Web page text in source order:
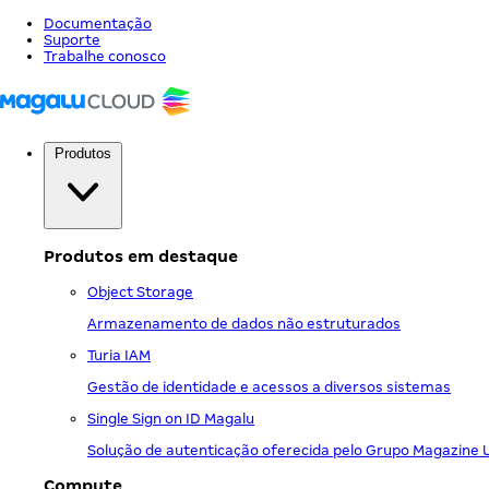
Documentação
Suporte
Trabalhe conosco
Produtos em destaque
Object Storage
Armazenamento de dados não estruturados
Turia IAM
Gestão de identidade e acessos a diversos sistemas
Single Sign on ID Magalu
Solução de autenticação oferecida pelo Grupo Magazine